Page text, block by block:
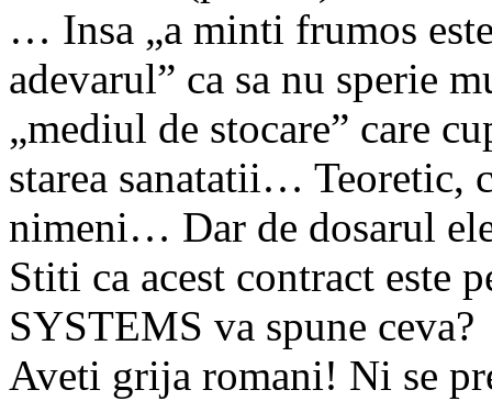
… Insa „a minti frumos
adevarul” ca sa nu sperie
„mediul de stocare” care
starea sanatatii… Teoretic,
nimeni… Dar de dosarul
Stiti ca acest contract este
SYSTEMS va spune ceva?
Aveti grija romani! Ni se